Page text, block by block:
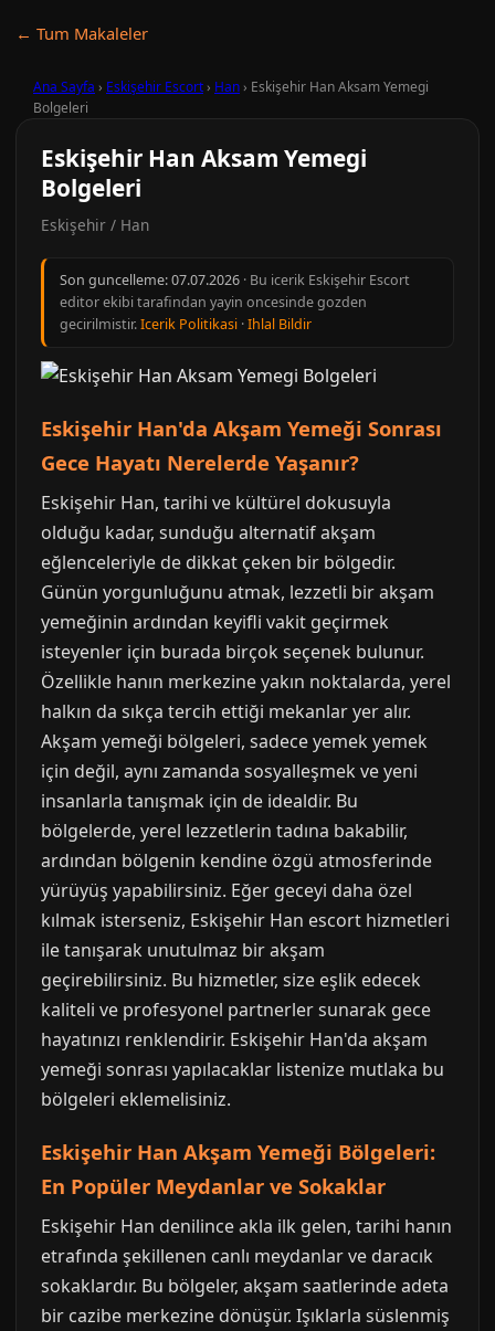
← Tum Makaleler
Ana Sayfa › Eskişehir Escort› Han› Eskişehir Han Aksam Yemegi
Bolgeleri
Eskişehir Han Aksam Yemegi
Bolgeleri
Eskişehir / Han
Son guncelleme:07.07.2026 · Bu icerik Eskişehir Escort
editor ekibi tarafindan yayin oncesinde gozden
gecirilmistir.Icerik Politikasi ·Ihlal Bildir
Eskişehir Han'da Akşam Yemeği Sonrası
Gece Hayatı Nerelerde Yaşanır?
Eskişehir Han, tarihi ve kültürel dokusuyla
olduğu kadar, sunduğu alternatif akşam
eğlenceleriyle de dikkat çeken bir bölgedir.
Günün yorgunluğunu atmak, lezzetli bir akşam
yemeğinin ardından keyifli vakit geçirmek
isteyenler için burada birçok seçenek bulunur.
Özellikle hanın merkezine yakın noktalarda, yerel
halkın da sıkça tercih ettiği mekanlar yer alır.
Akşam yemeği bölgeleri, sadece yemek yemek
için değil, aynı zamanda sosyalleşmek ve yeni
insanlarla tanışmak için de idealdir. Bu
bölgelerde, yerel lezzetlerin tadına bakabilir,
ardından bölgenin kendine özgü atmosferinde
yürüyüş yapabilirsiniz. Eğer geceyi daha özel
kılmak isterseniz, Eskişehir Han escort hizmetleri
ile tanışarak unutulmaz bir akşam
geçirebilirsiniz. Bu hizmetler, size eşlik edecek
kaliteli ve profesyonel partnerler sunarak gece
hayatınızı renklendirir. Eskişehir Han'da akşam
yemeği sonrası yapılacaklar listenize mutlaka bu
bölgeleri eklemelisiniz.
Eskişehir Han Akşam Yemeği Bölgeleri:
En Popüler Meydanlar ve Sokaklar
Eskişehir Han denilince akla ilk gelen, tarihi hanın
etrafında şekillenen canlı meydanlar ve daracık
sokaklardır. Bu bölgeler, akşam saatlerinde adeta
bir cazibe merkezine dönüşür. Işıklarla süslenmiş